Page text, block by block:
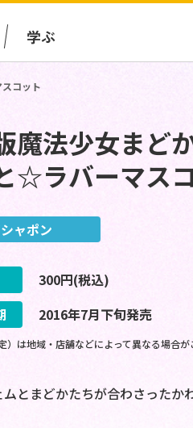
学ぶ
コット
魔法少女まど
☆ラバーマス
ャポン
300円(税込)
2016年7月下旬発売
は地域・店舗などによって異なる場合が
とまどかたちが合わさったか